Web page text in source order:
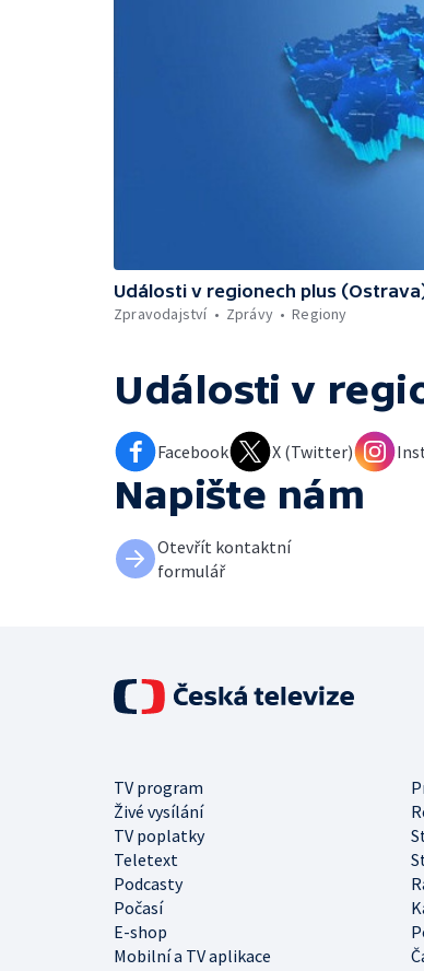
Události v regionech plus
Zpravodajství
Zprávy Regiony
Události v
Facebook X (Twitter)
Napište nám
Otevřít kontaktní
formulář
TV program
Živé vysílání
TV poplatky
Teletext
Podcasty
Počasí
E-shop
Mobilní a TV aplikace